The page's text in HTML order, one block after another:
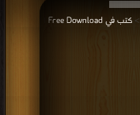
كتب في Free Download